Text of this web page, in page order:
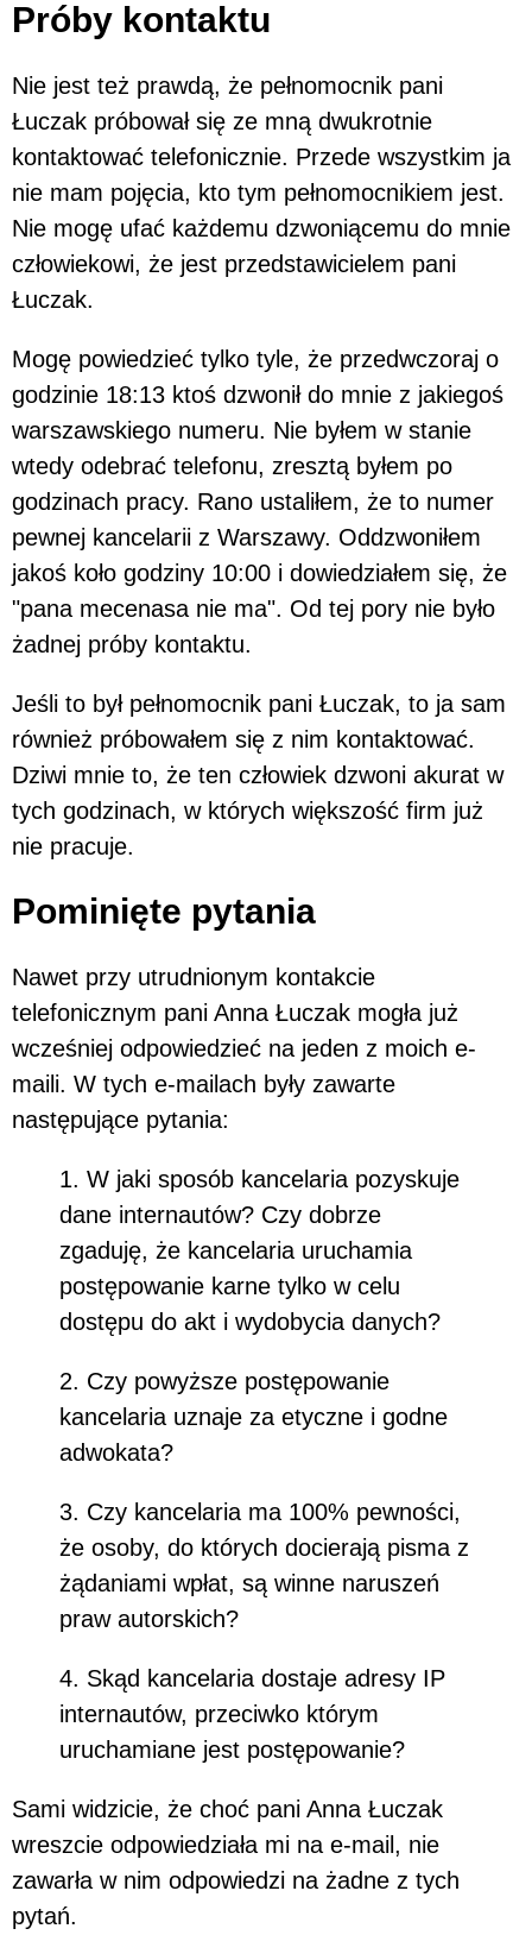
Próby kontaktu
Nie jest też prawdą, że pełnomocnik pani
Łuczak próbował się ze mną dwukrotnie
kontaktować telefonicznie. Przede wszystkim ja
nie mam pojęcia, kto tym pełnomocnikiem jest.
Nie mogę ufać każdemu dzwoniącemu do mnie
człowiekowi, że jest przedstawicielem pani
Łuczak.
Mogę powiedzieć tylko tyle, że przedwczoraj o
godzinie 18:13 ktoś dzwonił do mnie z jakiegoś
warszawskiego numeru. Nie byłem w stanie
wtedy odebrać telefonu, zresztą byłem po
godzinach pracy. Rano ustaliłem, że to numer
pewnej kancelarii z Warszawy. Oddzwoniłem
jakoś koło godziny 10:00 i dowiedziałem się, że
"pana mecenasa nie ma". Od tej pory nie było
żadnej próby kontaktu.
Jeśli to był pełnomocnik pani Łuczak, to ja sam
również próbowałem się z nim kontaktować.
Dziwi mnie to, że ten człowiek dzwoni akurat w
tych godzinach, w których większość firm już
nie pracuje.
Pominięte pytania
Nawet przy utrudnionym kontakcie
telefonicznym pani Anna Łuczak mogła już
wcześniej odpowiedzieć na jeden z moich e-
maili. W tych e-mailach były zawarte
następujące pytania:
1. W jaki sposób kancelaria pozyskuje
dane internautów? Czy dobrze
zgaduję, że kancelaria uruchamia
postępowanie karne tylko w celu
dostępu do akt i wydobycia danych?
2. Czy powyższe postępowanie
kancelaria uznaje za etyczne i godne
adwokata?
3. Czy kancelaria ma 100% pewności,
że osoby, do których docierają pisma z
żądaniami wpłat, są winne naruszeń
praw autorskich?
4. Skąd kancelaria dostaje adresy IP
internautów, przeciwko którym
uruchamiane jest postępowanie?
Sami widzicie, że choć pani Anna Łuczak
wreszcie odpowiedziała mi na e-mail, nie
zawarła w nim odpowiedzi na żadne z tych
pytań.